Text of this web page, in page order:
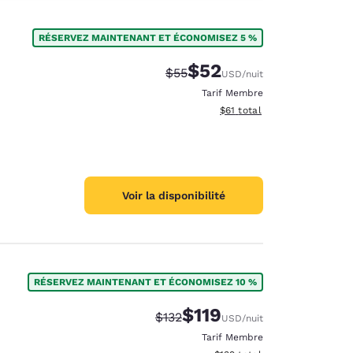
RÉSERVEZ MAINTENANT ET ÉCONOMISEZ 5 %
Tarif barré :
$55Tarif réduit :
$52USD/nuit
Tarif Membre
Afficher les détails du total
$61 total
Voir la disponibilité
RÉSERVEZ MAINTENANT ET ÉCONOMISEZ 10 %
Tarif barré :
$132Tarif réduit :
$119USD/nuit
Tarif Membre